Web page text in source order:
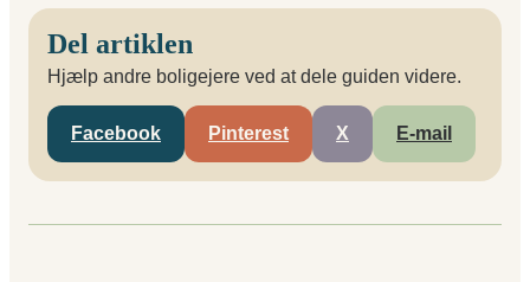
Del artiklen
Hjælp andre boligejere ved at dele guiden videre.
Facebook Pinterest X E-mail